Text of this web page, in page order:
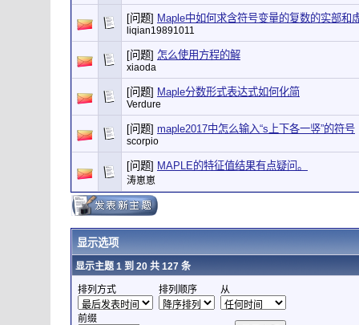
[问题] Maple中如何求含符号变量的复数的实部和
liqian19891011
[问题] 怎么使用方程的解
xiaoda
[问题] Maple分数形式表达式如何化简
Verdure
[问题] maple2017中怎么输入“s上下各一竖”的符号
scorpio
[问题] MAPLE的特征值结果有点疑问。
涛崽崽
显示选项
显示主题 1 到 20 共 127 条
排列方式 排列顺序 从
前缀